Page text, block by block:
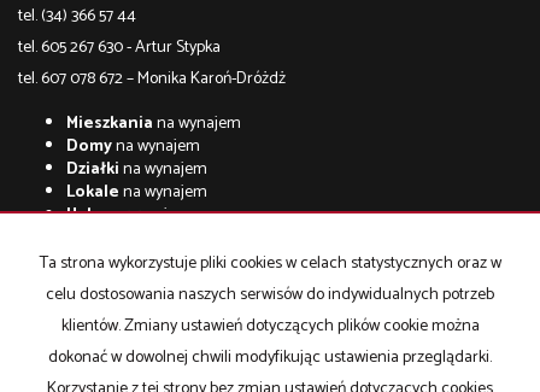
tel. (34) 366 57 44
tel. 605 267 630 - Artur Stypka
tel. 607 078 672 – Monika Karoń-Dróżdż
Mieszkaniana wynajem
Domyna wynajem
Działkina wynajem
Lokalena wynajem
Halena wynajem
Mieszkania
na sprzedaż
Domyna sprzedaż
Działkina sprzedaż
Lokalena sprzedaż
Halena sprzedaż
Ta strona wykorzystuje pliki cookies w celach statystycznych oraz w
celu dostosowania naszych serwisów do indywidualnych potrzeb
klientów. Zmiany ustawień dotyczących plików cookie można
dokonać w dowolnej chwili modyfikując ustawienia przeglądarki.